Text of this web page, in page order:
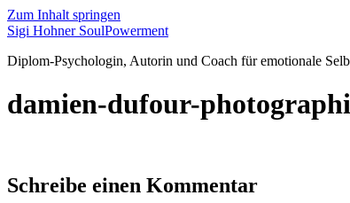
Zum Inhalt springen
Sigi Hohner SoulPowerment
Diplom-Psychologin, Autorin und Coach für emotionale
damien-dufour-
Schreibe einen Kommentar